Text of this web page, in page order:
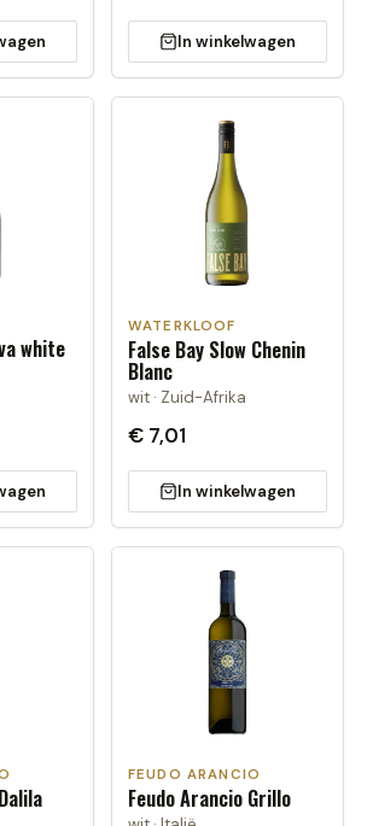
In winkelwagen
white
WATERKLOOF
False Bay Slow Chenin
Blanc
wit · Zuid-Afrika
€ 7,01
In winkelwagen
FEUDO ARANCIO
Feudo Arancio Grillo